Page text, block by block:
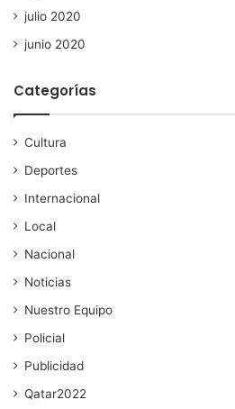
julio 2020
junio 2020
Categorías
Cultura
Deportes
Internacional
Local
Nacional
Noticias
Nuestro Equipo
Policial
Publicidad
Qatar2022